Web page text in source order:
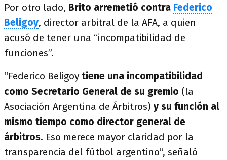
Por otro lado, Brito arremetió contra Federico
Beligoy, director arbitral de la AFA, a quien
acusó de tener una “incompatibilidad de
funciones”.
“Federico Beligoy tiene una incompatibilidad
como Secretario General de su gremio (la
Asociación Argentina de Árbitros) y su función al
mismo tiempo como director general de
árbitros. Eso merece mayor claridad por la
transparencia del fútbol argentino”, señaló